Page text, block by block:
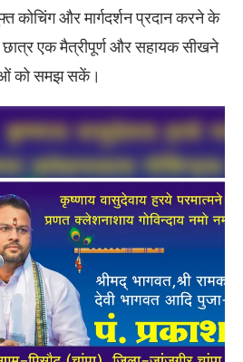
कोचिंग और मार्गदर्शन प्रदान करने के
छात्र एक मैत्रीपूर्ण और सहायक सीखने
को समझ सकें।